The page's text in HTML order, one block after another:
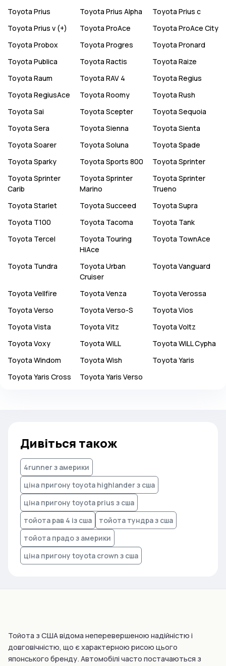
Toyota Prius Toyota Prius Alpha Toyota Prius c
Toyota Prius v (+) Toyota ProAce Toyota ProAce City
Toyota Probox Toyota Progres Toyota Pronard
Toyota Publica Toyota Ractis Toyota Raize
Toyota Raum Toyota RAV 4 Toyota Regius
Toyota RegiusAce Toyota Roomy Toyota Rush
Toyota Sai Toyota Scepter Toyota Sequoia
Toyota Sera Toyota Sienna Toyota Sienta
Toyota Soarer Toyota Soluna Toyota Spade
Toyota Sparky Toyota Sports 800 Toyota Sprinter
Toyota Sprinter
Carib
Toyota Sprinter
Marino
Toyota Sprinter
Trueno
Toyota Starlet Toyota Succeed Toyota Supra
Toyota T100 Toyota Tacoma Toyota Tank
Toyota Tercel Toyota Touring
HiAce
Toyota TownAce
Toyota Tundra Toyota Urban
Cruiser
Toyota Vanguard
Toyota Vellfire Toyota Venza Toyota Verossa
Toyota Verso Toyota Verso-S Toyota Vios
Toyota Vista Toyota Vitz Toyota Voltz
Toyota Voxy Toyota WiLL Toyota WiLL Cypha
Toyota Windom Toyota Wish Toyota Yaris
Toyota Yaris Cross Toyota Yaris Verso
Дивіться також
4runner з америки
ціна пригону toyota highlander з сша
ціна пригону toyota prius з сша
тойота рав 4 із сша
тойота тундра з сша
тойота прадо з америки
ціна пригону toyota crown з сша
Тойота з США відома неперевершеною надійністю і
довговічністю, що є характерною рисою цього
японського бренду. Автомобілі часто постачаються з